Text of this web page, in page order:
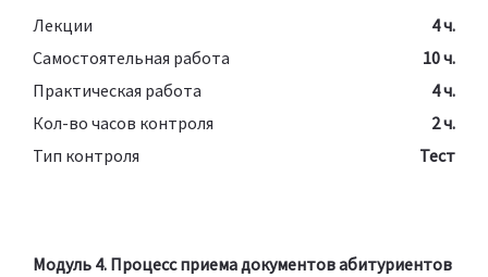
Лекции
4 ч.
Самостоятельная работа
10 ч.
Практическая работа
4 ч.
Кол-во часов контроля
2 ч.
Тип контроля
Тест
Модуль 4. Процесс приема документов абитуриентов